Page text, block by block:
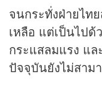
จนกระทั่งฝ่ายไท
เหลือ แต่เป็นไปด้
กระแสลมแรง แ
ปัจจุบันยังไม่สาม